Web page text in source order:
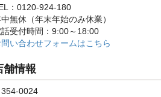
：0120-924-180
無休（年末年始のみ休業）
受付時間：9:00～18:00
い合わせフォームはこちら
舗情報
0024